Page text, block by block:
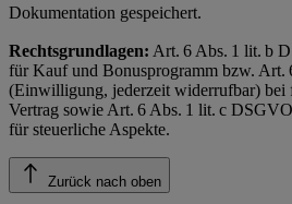
Dokumentation gespeichert.
Rechtsgrundlagen: Art. 6 Abs. 1 lit. b
für Kauf und Bonusprogramm bzw. Art.
(Einwilligung, jederzeit widerrufbar) bei
Vertrag sowie Art. 6 Abs. 1 lit. c
für steuerliche Aspekte.
Zurück nach oben